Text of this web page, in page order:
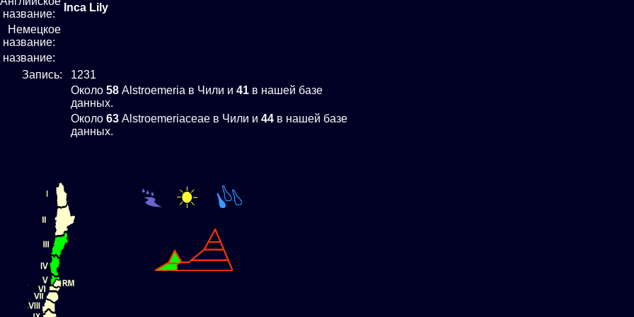
название:
Inca Lily
Немецкое
название:
название:
Запись:
1231
Около 58 Alstroemeria в Чили и 41 в нашей базе
данных.
Около 63 Alstroemeriaceae в Чили и 44 в нашей базе
данных.